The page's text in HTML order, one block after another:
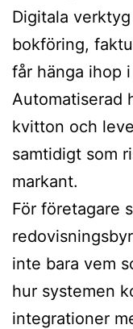
Digitala
bokföring,
får hänga ihop
Automatiserad
kvitton och
samtidigt som
markant.
För företagare
inte bara vem
hur systemen
integrationer